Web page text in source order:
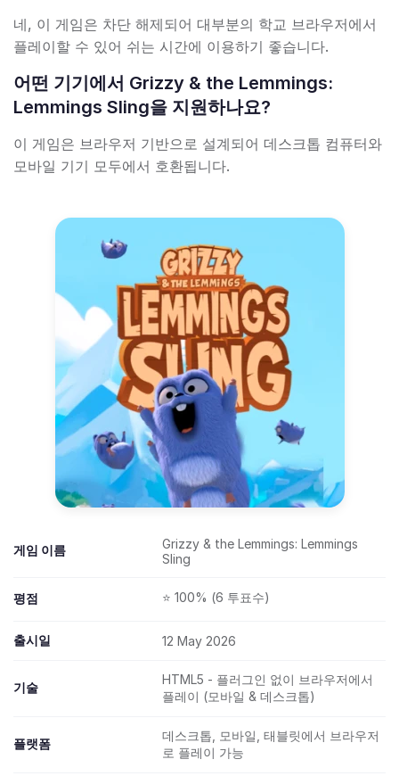
네, 이 게임은 차단 해제되어 대부분의 학교 브라우저에서
플레이할 수 있어 쉬는 시간에 이용하기 좋습니다.
어떤 기기에서 Grizzy & the Lemmings:
Lemmings Sling을 지원하나요?
이 게임은 브라우저 기반으로 설계되어 데스크톱 컴퓨터와
모바일 기기 모두에서 호환됩니다.
게임 이름
Grizzy & the Lemmings: Lemmings
Sling
평점 ⭐ 100% (6 투표수)
출시일 12 May 2026
기술
HTML5 - 플러그인 없이 브라우저에서
플레이 (모바일 & 데스크톱)
플랫폼
데스크톱, 모바일, 태블릿에서 브라우저
로 플레이 가능